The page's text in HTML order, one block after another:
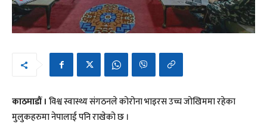
काठमाडौं । विश्व स्वास्थ्य संगठनले कोरोना भाइरस उच्च जोखिममा रहेका
मुलुकहरुमा नेपालाई पनि राखेको छ ।